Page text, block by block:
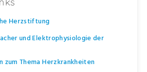
Herzstiftung
und Elektrophysiologie der
zum Thema Herzkrankheiten